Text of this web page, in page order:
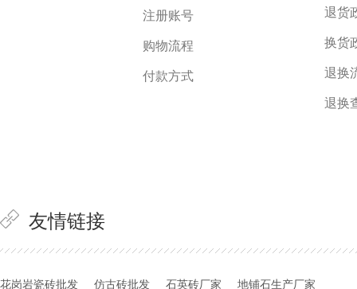
注册账号
购物流程
付款方式
退货
换货
退换
退换
友情链接
花岗岩瓷砖批发 仿古砖批发 石英砖厂家 地铺石生产厂家